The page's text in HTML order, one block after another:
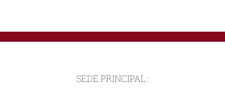
SEDE PRINCIPAL :